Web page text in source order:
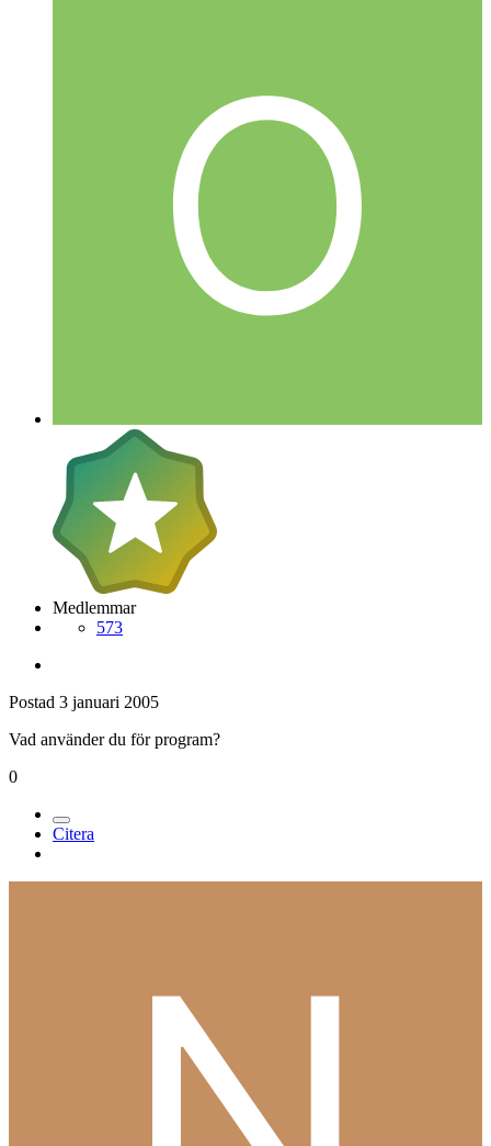
Medlemmar
573
Postad 3 januari 2005
Vad använder du för program?
0
Citera